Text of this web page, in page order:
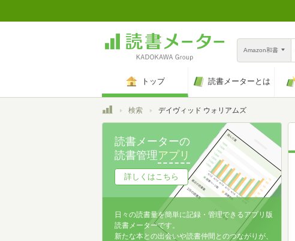
Amazon和書
トップ 読書メーターとは
トップ検索 デイヴィッド ウォリアムズ
読書メーターの
読書管理アプリ
詳しくはこちら
日々の読書量を簡単に記録・管理できるアプリ版
読書メーターです。
新たな本との出会いや読書仲間とのつながりが、